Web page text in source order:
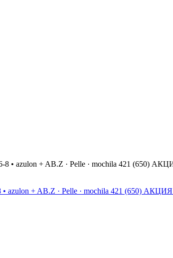
+ AB.Z · Pelle · mochila 421 (650) АКЦИЯ